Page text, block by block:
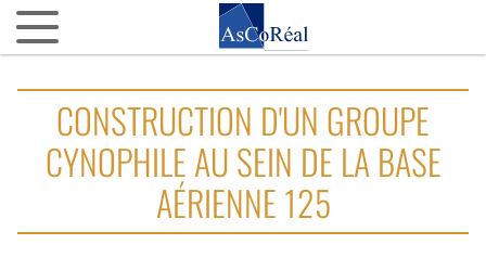
ASCOREAL
Asco…quoi ?
Nos agences d’AMO partout en France
La fine équipe
Nos VIP (Very Important Partenaires)
CONSTRUCTION D'UN GROUPE
CYNOPHILE AU SEIN DE LA BASE
AÉRIENNE 125